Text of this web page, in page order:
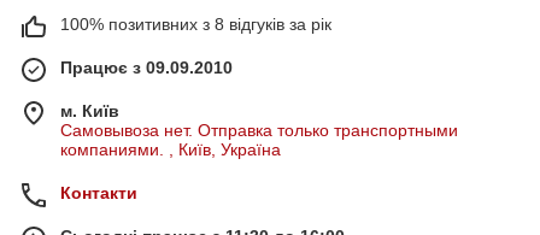
100% позитивних з 8 відгуків за рік
Працює з 09.09.2010
м. Київ
Самовывоза нет. Отправка только транспортными
компаниями. , Київ, Україна
Контакти